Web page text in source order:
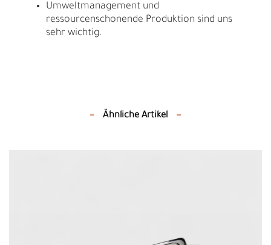
Umweltmanagement und
ressourcenschonende Produktion sind uns
sehr wichtig.
Ähnliche Artikel